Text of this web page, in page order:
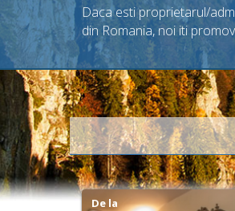
Daca esti proprietarul/
din Romania, noi iti
De la